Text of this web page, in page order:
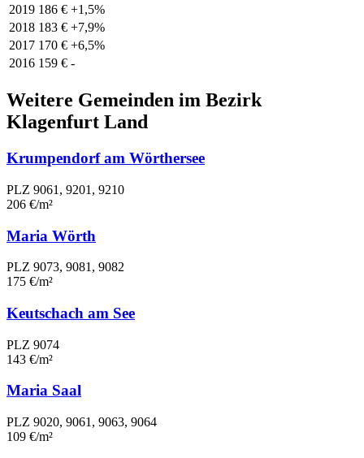
2019 186 € +1,5%
2018 183 € +7,9%
2017 170 € +6,5%
2016 159 € -
Weitere Gemeinden im Bezirk
Klagenfurt Land
Krumpendorf am Wörthersee
PLZ 9061, 9201, 9210
206 €/m²
Maria Wörth
PLZ 9073, 9081, 9082
175 €/m²
Keutschach am See
PLZ 9074
143 €/m²
Maria Saal
PLZ 9020, 9061, 9063, 9064
109 €/m²